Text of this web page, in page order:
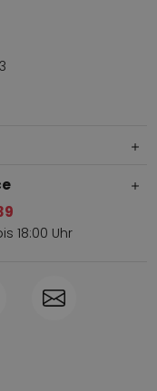
18:00 Uhr